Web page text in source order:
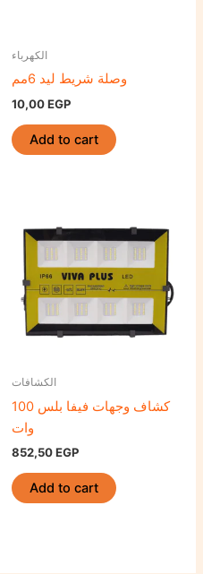
الكهرباء
وصلة شريط ليد 6مم
10,00EGP
Add to cart
الكشافات
كشاف وجهات فيفا بلس 100
وات
852,50EGP
Add to cart